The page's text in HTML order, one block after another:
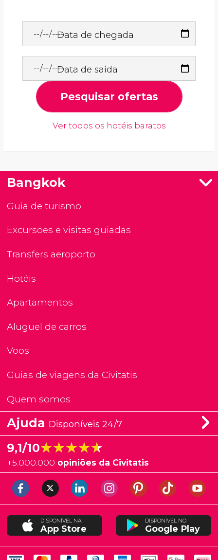
Data de chegada
Data de saída
Pesquisar ofertas
Ver todos os hotéis baratos
Bangkok
Guia de turismo
Excursões e visitas guiadas
Transfers aeroporto
Hotéis
Apartamentos
Aluguel de carros
Voos
Guias de viagens da Civitatis
Quem somos
Ajuda Disponíveis 24/7
9,1/10★★★★★
★★★★★
+5.000.000 opiniões da Civitatis
DISPONÍVEL NA
App Store
DISPONÍVEL NO
Google Play